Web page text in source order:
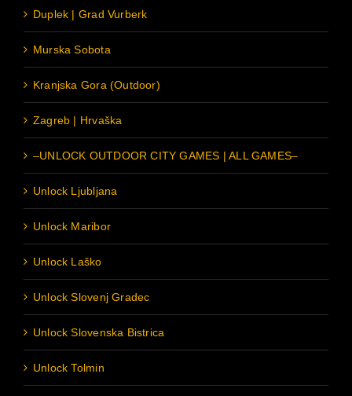
Duplek | Grad Vurberk
Murska Sobota
Kranjska Gora (Outdoor)
Zagreb | Hrvaška
–UNLOCK OUTDOOR CITY GAMES | ALL GAMES–
Unlock Ljubljana
Unlock Maribor
Unlock Laško
Unlock Slovenj Gradec
Unlock Slovenska Bistrica
Unlock Tolmin